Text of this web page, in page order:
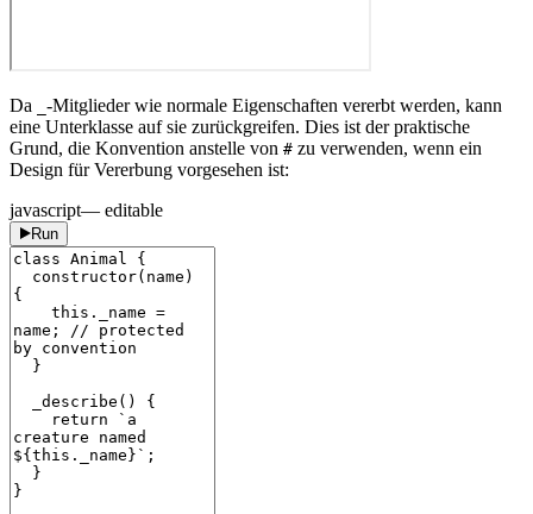
Da
-Mitglieder wie normale Eigenschaften vererbt werden, kann
eine Unterklasse auf sie zurückgreifen. Dies ist der praktische
Grund, die Konvention anstelle von # zu verwenden, wenn ein
Design für Vererbung vorgesehen ist:
javascript— editable
Run